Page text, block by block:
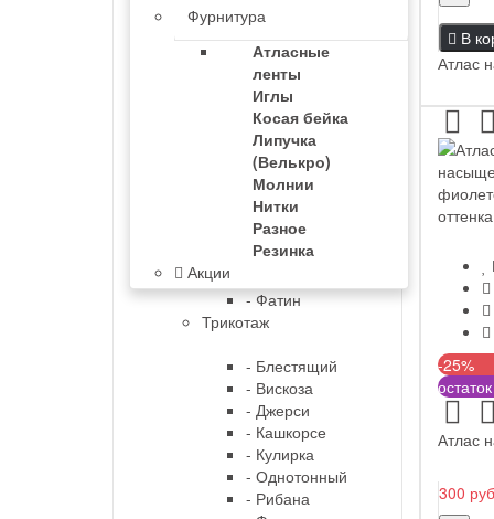
Фурнитура
Атласные
ленты
Иглы
Косая бейка
Липучка
(Велькро)
Молнии
Нитки
Разное
Резинка
Акции
- На бархате
- Хамелеон
Парча
- Парча стрейч
Подкладка
- Жесткая
- Мягкая
- С рисунком
- Фатин
Трикотаж
- Блестящий
- Вискоза
- Джерси
- Кашкорсе
- Кулирка
- Однотонный
- Рибана
В
Атлас
-25%
остаток
Атлас
300 руб